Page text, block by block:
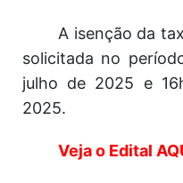
A isenção da
solicitada no
julho de 2025 e
2025.
Veja o Edital